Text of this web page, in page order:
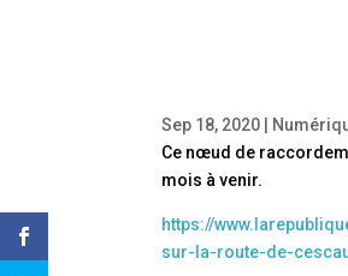
Sep 18, 2020
Ce nœud de
mois à venir.
https://
sur-la-route-de-